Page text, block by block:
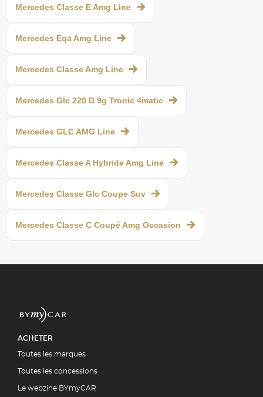
Mercedes Classe E Amg Line
Mercedes Eqa Amg Line
Mercedes Classe Amg Line
Mercedes Glc 220 D 9g Tronic 4matic
Mercedes GLC AMG Line
Mercedes Classe A Hybride Amg Line
Mercedes Classe Glc Coupe Suv
Mercedes Classe C Coupé Amg Occasion
ACHETER
Toutes les marques
Toutes les concessions
Le webzine BYmyCAR